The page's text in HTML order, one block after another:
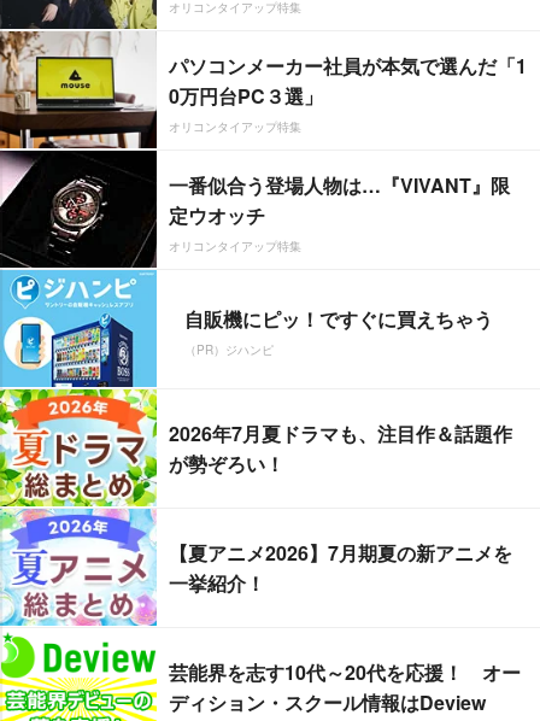
オリコンタイアップ特集
パソコンメーカー社員が本気で選んだ「1
0万円台PC３選」
オリコンタイアップ特集
一番似合う登場人物は…『VIVANT』限
定ウオッチ
オリコンタイアップ特集
自販機にピッ！ですぐに買えちゃう
（PR）ジハンピ
2026年7月夏ドラマも、注目作＆話題作
が勢ぞろい！
【夏アニメ2026】7月期夏の新アニメを
一挙紹介！
芸能界を志す10代～20代を応援！ オー
ディション・スクール情報はDeview